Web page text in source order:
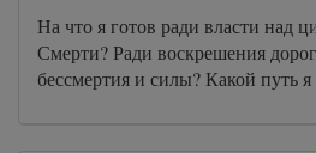
На что я готов ради власти над
Смерти? Ради воскрешения
бессмертия и силы? Какой путь